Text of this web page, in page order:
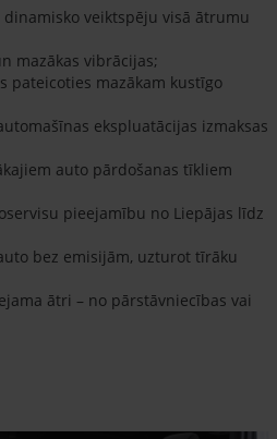
veiktspēju visā ātrumu
mazākas vibrācijas;
pateicoties mazākam kustīgo
ekspluatācijas izmaksas
auto pārdošanas tīkliem
pieejamību no Liepājas līdz
bez emisijām, uzturot tīrāku
ātri – no pārstāvniecības vai